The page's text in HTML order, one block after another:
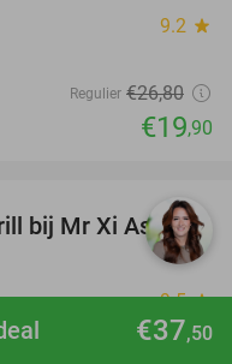
€37,50
9.2 star
Regulier €26,80
€19,90
14%
bij Mr Xi Asian
9.5star